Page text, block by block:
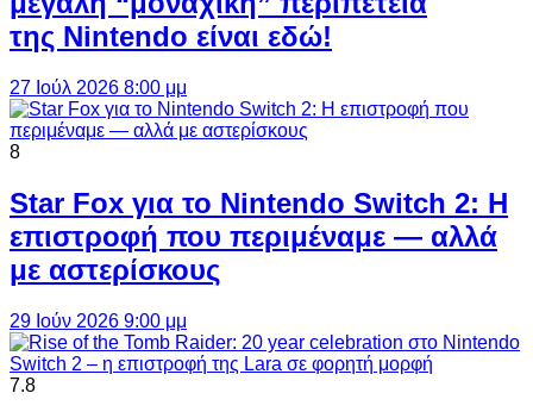
της Nintendo είναι εδώ!
27 Ιούλ 2026 8:00 μμ
8
Star Fox για το Nintendo Switch 2: Η
επιστροφή που περιμέναμε — αλλά
με αστερίσκους
29 Ιούν 2026 9:00 μμ
7.8